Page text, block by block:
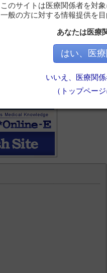
このサイトは医療関係者を対
一般の方に対する情報提供を
あなたは医療
はい、医
いいえ、医療関
（トップペー